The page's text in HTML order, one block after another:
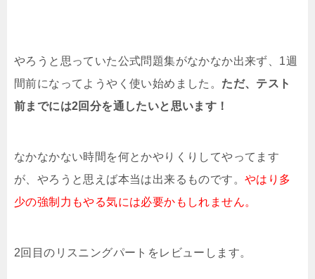
やろうと思っていた公式問題集がなかなか出来ず、1週
間前になってようやく使い始めました。 ただ、テスト
前までには2回分を通したいと思います！
なかなかない時間を何とかやりくりしてやってます
が、やろうと思えば本当は出来るものです。 やはり多
少の強制力もやる気には必要かもしれません。
2回目のリスニングパートをレビューします。